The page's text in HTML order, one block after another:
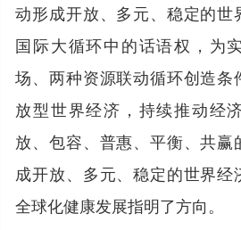
动形成开放、多元、稳定的世
国际大循环中的话语权，为
场、两种资源联动循环创造条
放型世界经济，持续推动经
放、包容、普惠、平衡、共赢
成开放、多元、稳定的世界
全球化健康发展指明了方向。